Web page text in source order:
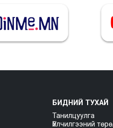
БИДНИЙ ТУХАЙ
Танилцуулга
Үйлчилгээний